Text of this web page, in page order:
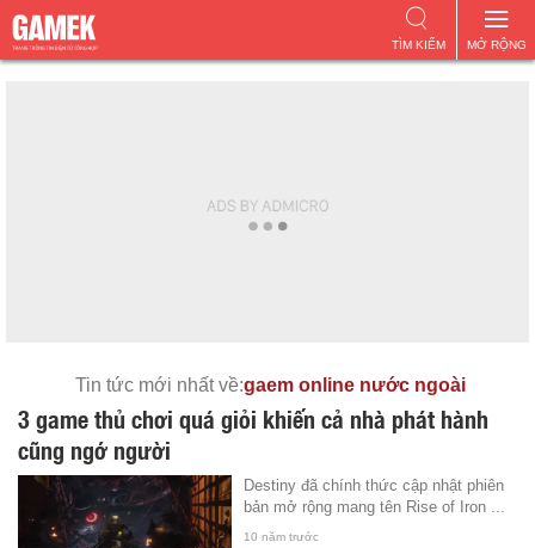
MỞ RỘNG
TÌM KIẾM
Tin tức mới nhất về:gaem online nước ngoài
3 game thủ chơi quá giỏi khiến cả nhà phát hành
cũng ngớ người
Destiny đã chính thức cập nhật phiên
bản mở rộng mang tên Rise of Iron ...
10 năm trước